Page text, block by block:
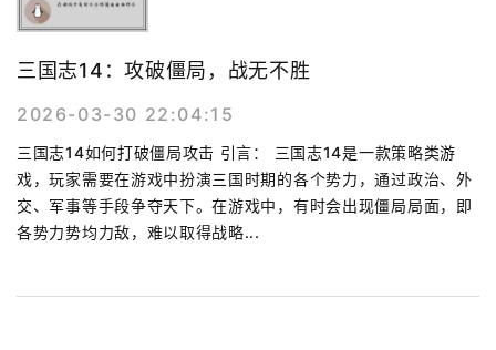
三国志14：攻破僵局，战无不胜
2026-03-30 22:04:15
三国志14如何打破僵局攻击 引言： 三国志14是一款策略类游
戏，玩家需要在游戏中扮演三国时期的各个势力，通过政治、外
交、军事等手段争夺天下。在游戏中，有时会出现僵局局面，即
各势力势均力敌，难以取得战略...